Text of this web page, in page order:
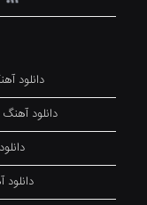
دانلود
دانلود